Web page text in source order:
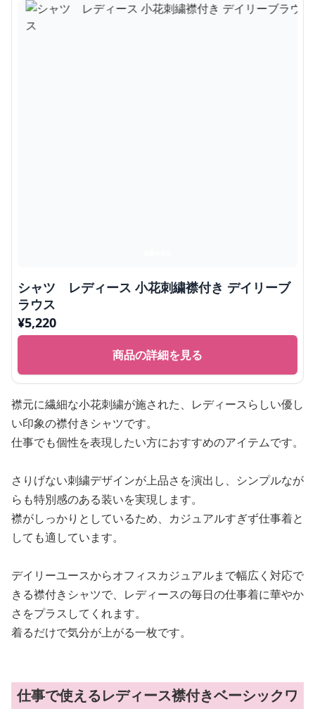
シャツ レディース 小花刺繍襟付き デイリーブ
ラウス
¥5,220
商品の詳細を見る
襟元に繊細な小花刺繍が施された、レディースらしい優し
い印象の襟付きシャツです。
仕事でも個性を表現したい方におすすめのアイテムです。
さりげない刺繍デザインが上品さを演出し、シンプルなが
らも特別感のある装いを実現します。
襟がしっかりとしているため、カジュアルすぎず仕事着と
しても適しています。
デイリーユースからオフィスカジュアルまで幅広く対応で
きる襟付きシャツで、レディースの毎日の仕事着に華やか
さをプラスしてくれます。
着るだけで気分が上がる一枚です。
仕事で使えるレディース襟付きベーシックワ